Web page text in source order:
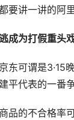
要讲一讲的阿
成为打假重头
可谓是3·15
平代表的一番
的不合格率